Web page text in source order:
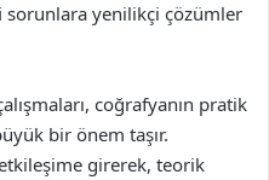
sorunlara yenilikçi çözümler
coğrafyanın pratik
bir önem taşır.
girerek, teorik